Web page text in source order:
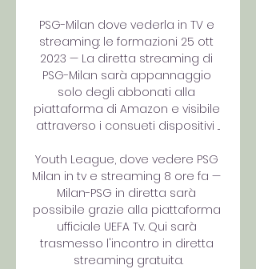
PSG-Milan dove vederla in TV e
streaming: le formazioni 25 ott
2023 — La diretta streaming di
PSG-Milan sarà appannaggio
solo degli abbonati alla
piattaforma di Amazon e visibile
attraverso i consueti dispositivi ...
Youth League, dove vedere PSG
Milan in tv e streaming 8 ore fa —
Milan-PSG in diretta sarà
possibile grazie alla piattaforma
ufficiale UEFA Tv. Qui sarà
trasmesso l'incontro in diretta
streaming gratuita.